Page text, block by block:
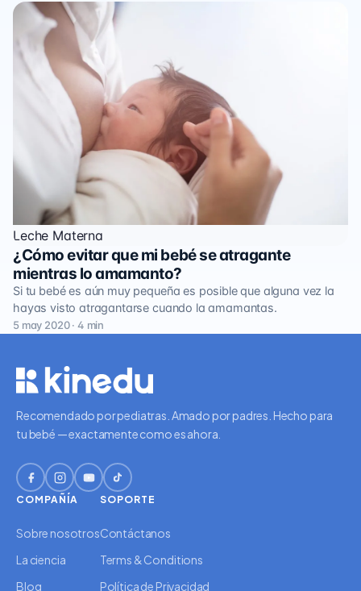
Leche Materna
¿Cómo evitar que mi bebé se atragante
mientras lo amamanto?
Si tu bebé es aún muy pequeña es posible que alguna vez la
hayas visto atragantarse cuando la amamantas.
5 may 2020 · 4 min
Recomendado por pediatras. Amado por padres. Hecho para
tu bebé — exactamente como es ahora.
COMPAÑÍA
Sobre nosotros
La ciencia
Blog
SOPORTE
Contáctanos
Terms & Conditions
Política de Privacidad